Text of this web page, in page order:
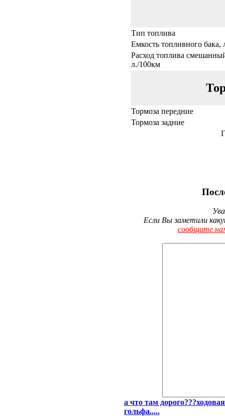
Тип топлива
Емкость топливного бака,
Расход топлива
л./100км
Тормоза передние
Тормоза задние
Если Вы заметили
сообщите
а что там
гольфа.....